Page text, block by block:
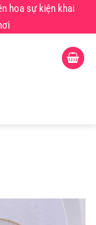
hoa sự kiện khai